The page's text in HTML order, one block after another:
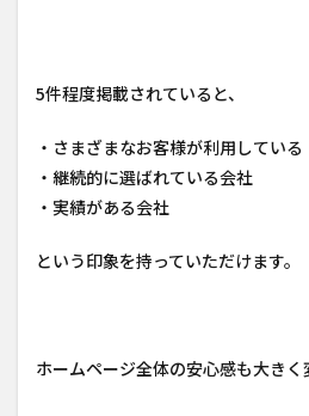
5件程度掲載されていると、
・さまざまなお客様が利用している
・継続的に選ばれている会社
・実績がある会社
という印象を持っていただけます。
ホームページ全体の安心感も大きく